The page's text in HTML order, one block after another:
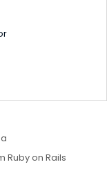
Ruby on Rails